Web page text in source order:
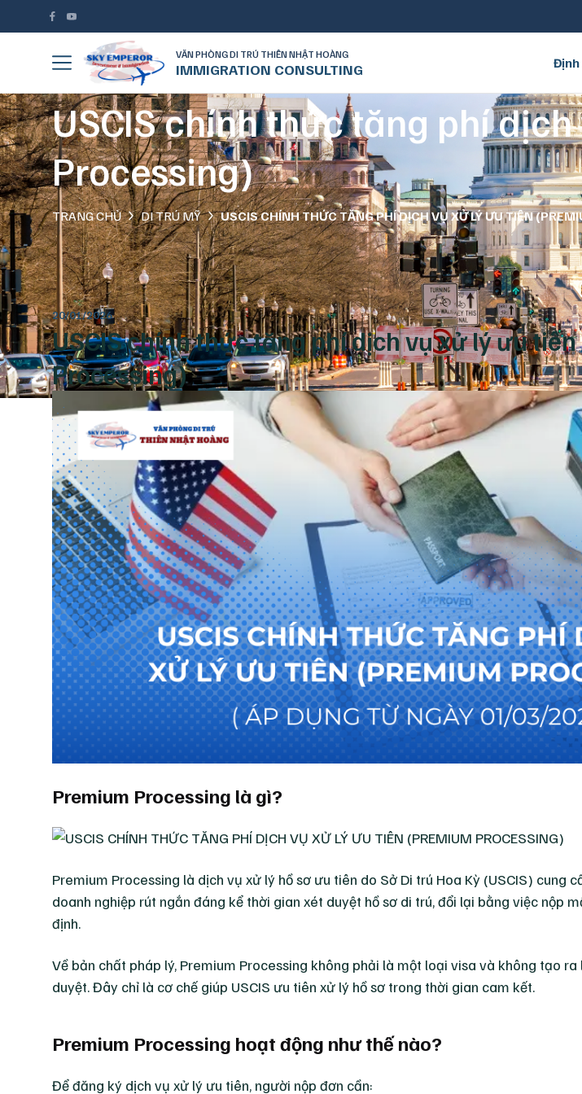
VĂN PHÒNG DI TRÚ THIÊN NHẬT HOÀNG
IMMIGRATION CONSULTING Định
USCIS chính thức tăng phí
Processing)
TRANG CHỦ DI TRÚ MỸ USCIS CHÍNH THỨC TĂNG PHÍ DỊCH VỤ XỬ LÝ ƯU TIÊN
20/01/2026
USCIS chính thức tăng phí dịch vụ xử lý ưu
Processing)
Premium Processing là gì?
Premium Processing là dịch vụ xử lý hồ sơ ưu tiên do Sở Di trú Hoa Kỳ (USCIS) cung
doanh nghiệp rút ngắn đáng kể thời gian xét duyệt hồ sơ di trú, đổi lại bằng việc nộp
định.
Về bản chất pháp lý, Premium Processing không phải là một loại visa và không tạo
duyệt. Đây chỉ là cơ chế giúp USCIS ưu tiên xử lý hồ sơ trong thời gian cam kết.
Premium Processing hoạt động như thế nào?
Để đăng ký dịch vụ xử lý ưu tiên, người nộp đơn cần: